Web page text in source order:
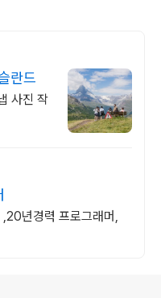
란드
사진 작
년경력 프로그래머,